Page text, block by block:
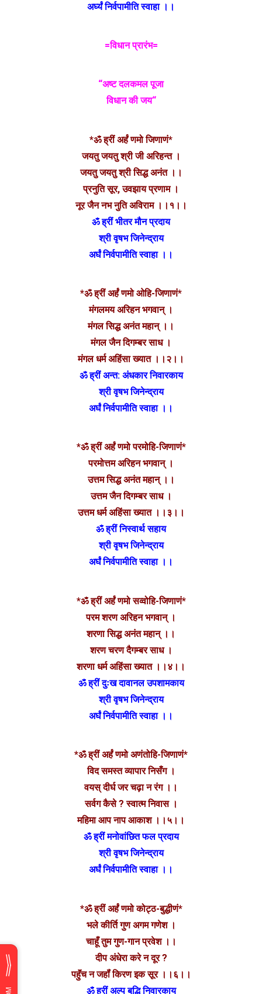
अर्घ्यं निर्वपामीति स्वाहा ।।
=विधान प्रारंभ=
“अष्ट दलकमल पूजा
विधान की जय“
*ॐ ह्रीं अर्हं णमो जिणाणं*
जयतु जयतु श्री जी अरिहन्त ।
जयतु जयतु श्री सिद्ध अनंत ।।
प्रनुति सूर, उवझाय प्रणाम ।
नूर जैन नभ नुति अविराम ।।१।।
ॐ ह्रीं भीतर मौन प्रदाय
श्री वृषभ जिनेन्द्राय
अर्घं निर्वपामीति स्वाहा ।।
*ॐ ह्रीं अर्हं णमो ओहि-जिणाणं*
मंगलमय अरिहन भगवान् ।
मंगल सिद्ध अनंत महान् ।।
मंगल जैन दिगम्बर साध ।
मंगल धर्म अहिंसा ख्यात ।।२।।
ॐ ह्रीं अन्त: अंधकार निवारकाय
श्री वृषभ जिनेन्द्राय
अर्घं निर्वपामीति स्वाहा ।।
*ॐ ह्रीं अर्हं णमो परमोहि-जिणाणं*
परमोत्तम अरिहन भगवान् ।
उत्तम सिद्ध अनंत महान् ।।
उत्तम जैन दिगम्बर साध ।
उत्तम धर्म अहिंसा ख्यात ।।३।।
ॐ ह्रीं निस्वार्थ सहाय
श्री वृषभ जिनेन्द्राय
अर्घं निर्वपामीति स्वाहा ।।
*ॐ ह्रीं अर्हं णमो सव्वोहि-जिणाणं*
परम शरण अरिहन भगवान् ।
शरणा सिद्ध अनंत महान् ।।
शरण चरण दैगम्बर साध ।
शरणा धर्म अहिंसा ख्यात ।।४।।
ॐ ह्रीं दुःख दावानल उपशामकाय
श्री वृषभ जिनेन्द्राय
अर्घं निर्वपामीति स्वाहा ।।
*ॐ ह्रीं अर्हं णमो अणंतोहि-जिणाणं*
विद समस्त व्यापार निसँग ।
वयस् दीर्घ जर चढ़ा न रंग ।।
सर्वग कैसे ? स्वात्म निवास ।
महिमा आप नाप आकाश ।।५।।
ॐ ह्रीं मनोवांछित फल प्रदाय
श्री वृषभ जिनेन्द्राय
अर्घं निर्वपामीति स्वाहा ।।
*ॐ ह्रीं अर्हं णमो कोट्ठ-बुद्धीणं*
भले कीर्ति गुण अगम गणेश ।
चाहूँ तुम गुण-गान प्रवेश ।।
दीप अंधेरा करे न दूर ?
पहुॅंच न जहॉं किरण इक सूर ।।६।।
ॐ ह्रीं अल्प बुद्धि निवारकाय